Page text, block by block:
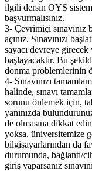
ilgili dersin OYS
başvurmalısınız.
3- Çevrimiçi sınavınız
açınız. Sınavınızı
sayacı devreye girecek
başlayacaktır. Bu
donma problemlerinin
4- Sınavınızı
halinde, sınavı
sorunu önlemek için,
yanınızda
de olmasına dikkat
yoksa, üniversitemize
bilgisayarlarından da
durumunda, bağlantı/
giriş yaparsanız